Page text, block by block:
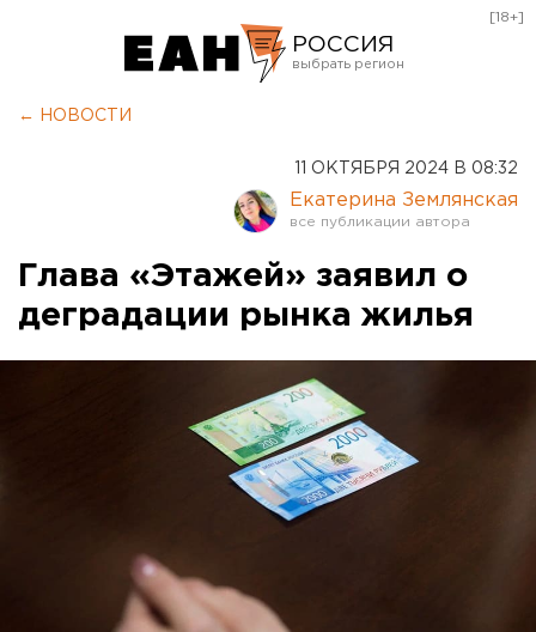
РОССИЯ
Оренбург
[18+]
← НОВОСТИ
11 ОКТЯБРЯ 2024 В 08:32
Екатерина Землянская
Глава «Этажей» заявил о
деградации рынка жилья